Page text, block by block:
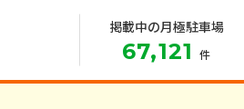
掲載中の月極駐車場
67,121 件